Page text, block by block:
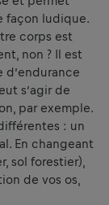
façon ludique.
corps est
non ? Il est
d’endurance
s’agir de
par exemple.
: un
En changeant
sol forestier),
de vos os,